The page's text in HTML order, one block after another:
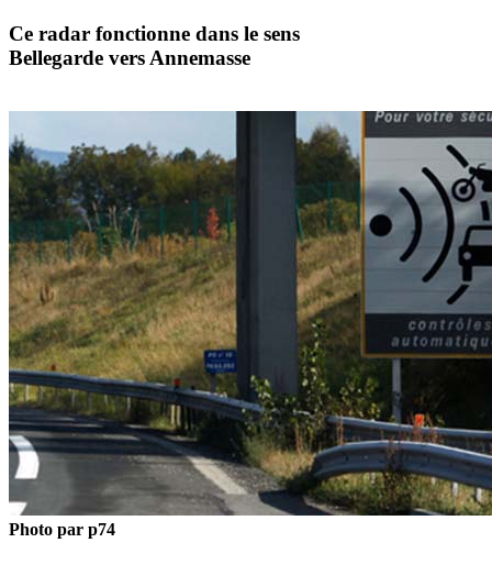
Ce radar fonctionne dans le sens
Bellegarde vers Annemasse
Photo par p74